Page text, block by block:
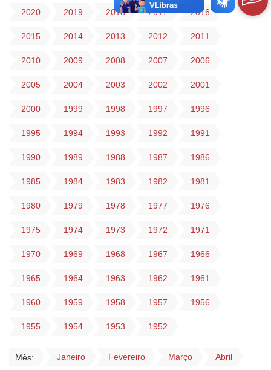
2020 2019 2018 2017 2016
2015 2014 2013 2012 2011
2010 2009 2008 2007 2006
2005 2004 2003 2002 2001
2000 1999 1998 1997 1996
1995 1994 1993 1992 1991
1990 1989 1988 1987 1986
1985 1984 1983 1982 1981
1980 1979 1978 1977 1976
1975 1974 1973 1972 1971
1970 1969 1968 1967 1966
1965 1964 1963 1962 1961
1960 1959 1958 1957 1956
1955 1954 1953 1952
Mês: Janeiro Fevereiro Março Abril